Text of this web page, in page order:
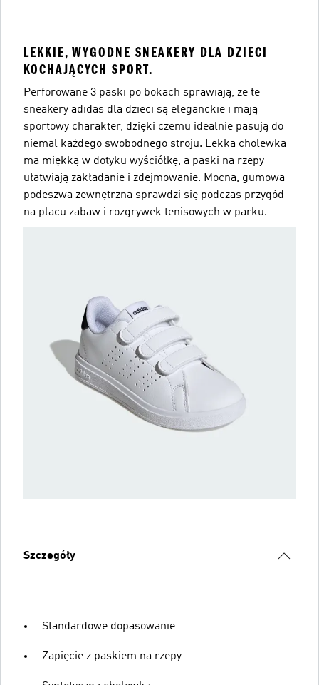
LEKKIE, WYGODNE SNEAKERY DLA DZIECI
KOCHAJĄCYCH SPORT.
Perforowane 3 paski po bokach sprawiają, że te
sneakery adidas dla dzieci są eleganckie i mają
sportowy charakter, dzięki czemu idealnie pasują do
niemal każdego swobodnego stroju. Lekka cholewka
ma miękką w dotyku wyściółkę, a paski na rzepy
ułatwiają zakładanie i zdejmowanie. Mocna, gumowa
podeszwa zewnętrzna sprawdzi się podczas przygód
na placu zabaw i rozgrywek tenisowych w parku.
Szczegóły
Standardowe dopasowanie
Zapięcie z paskiem na rzepy